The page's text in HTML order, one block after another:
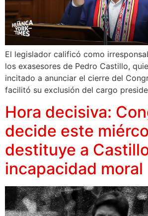
El legislador calificó como
los exasesores de Pedro Castillo,
incitado a anunciar el cierre del
facilitó su exclusión del cargo
Hora decisiva:
decide este
destituye a
incapacidad moral